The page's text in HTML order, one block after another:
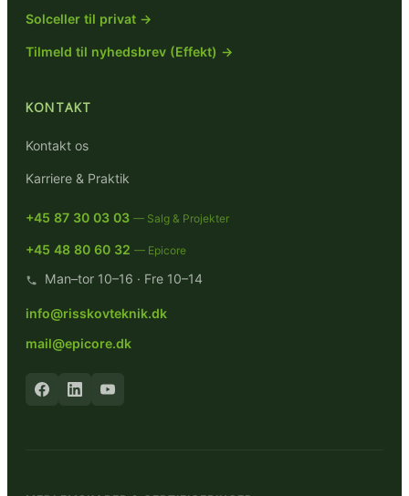
Solceller til privat →
Tilmeld til nyhedsbrev (Effekt) →
KONTAKT
Kontakt os
Karriere & Praktik
+45 87 30 03 03 — Salg & Projekter
+45 48 80 60 32 — Epicore
Man–tor 10–16 · Fre 10–14
info@risskovteknik.dk
mail@epicore.dk